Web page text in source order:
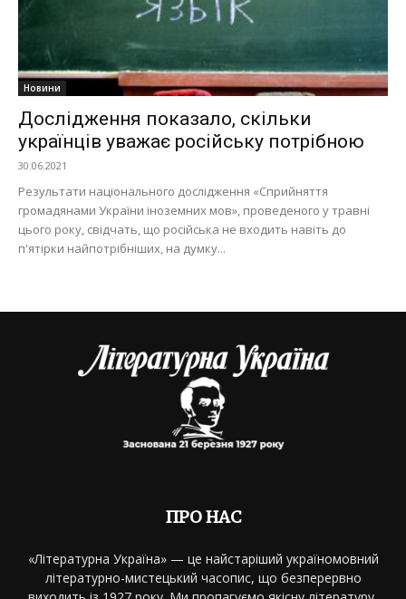
Новини
Дослідження показало, скільки
українців уважає російську потрібною
30.06.2021
Результати національного дослідження «Сприйняття
громадянами України іноземних мов», проведеного у травні
цього року, свідчать, що російська не входить навіть до
п'ятірки найпотрібніших, на думку...
ПРО НАС
«Літературна Україна» — це найстаріший україномовний
літературно-мистецький часопис, що безперервно